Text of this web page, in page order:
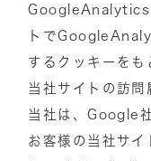
GoogleAnalytics
トで
するクッキーを
当社サイトの訪問
当社は、Google
お客様の当社サイ